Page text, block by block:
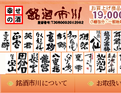
銘酒市川について お取扱